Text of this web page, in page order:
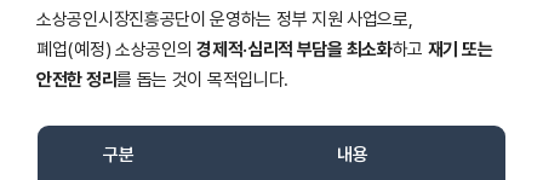
소상공인시장진흥공단이 운영하는 정부 지원 사업으로,
폐업(예정) 소상공인의경제적·심리적 부담을 최소화하고 재기 또는
안전한 정리를 돕는 것이 목적입니다.
구분 내용